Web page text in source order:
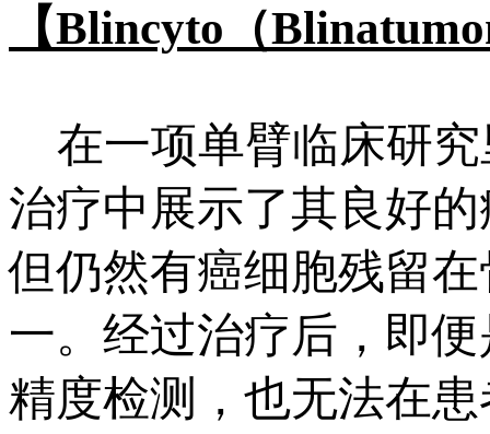
【Blincyto（
在一项单臂临床研究
治疗中展示了其良好
但仍然有癌细胞残留
一。经过治疗后，即
精度检测，也无法在